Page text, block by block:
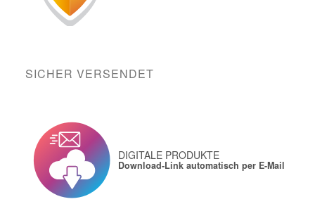
SICHER VERSENDET
DIGITALE PRODUKTE
Download-Link automatisch per E-Mail